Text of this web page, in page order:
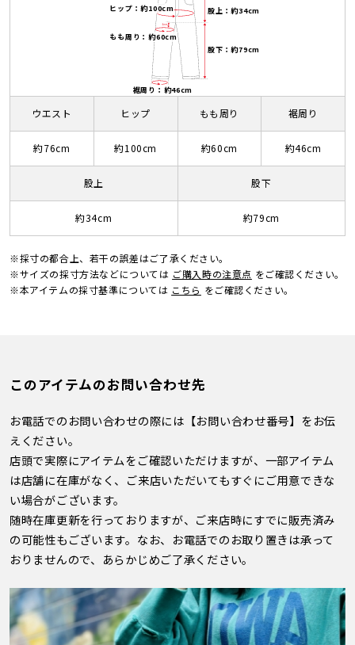
ヒップ：約100cm
もも周り：約60cm
裾周り：約46cm
股上：約34cm
股下：約79cm
ウエスト
約76cm
ヒップ
約100cm
もも周り
約60cm
裾周り
約46cm
股上
約34cm
股下
約79cm
※採寸の都合上、若干の誤差はご了承ください。
※サイズの採寸方法などについては ご購入時の注意点 をご確認ください。
※本アイテムの採寸基準については こちら をご確認ください。
このアイテムのお問い合わせ先
お電話でのお問い合わせの際には【お問い合わせ番号】をお伝
えください。
店頭で実際にアイテムをご確認いただけますが、一部アイテム
は店舗に在庫がなく、ご来店いただいてもすぐにご用意できな
い場合がございます。
随時在庫更新を行っておりますが、ご来店時にすでに販売済み
の可能性もございます。なお、お電話でのお取り置きは承って
おりませんので、あらかじめご了承ください。